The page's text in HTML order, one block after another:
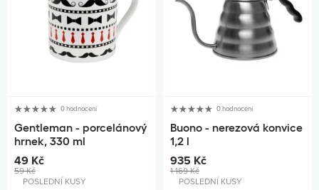
0 hodnocení
Gentleman - porcelánový
hrnek, 330 ml
49 Kč
59 Kč
POSLEDNÍ KUSY
0 hodnocení
Buono - nerezová konvice
1,2 l
935 Kč
1 169 Kč
POSLEDNÍ KUSY